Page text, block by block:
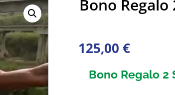
Bono
125,00 €
Bono Regalo 2